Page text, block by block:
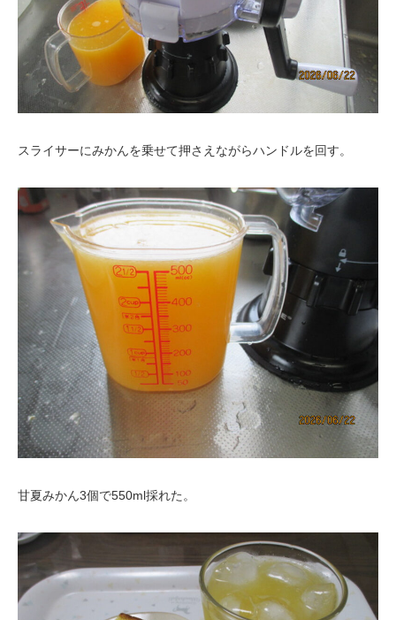
スライサーにみかんを乗せて押さえながらハンドルを回す。
甘夏みかん3個で550ml採れた。